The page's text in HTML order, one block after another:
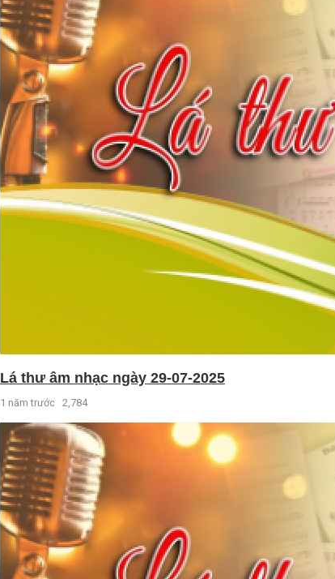
Lá thư âm nhạc ngày 29-07-2025
1 năm trước 2,784